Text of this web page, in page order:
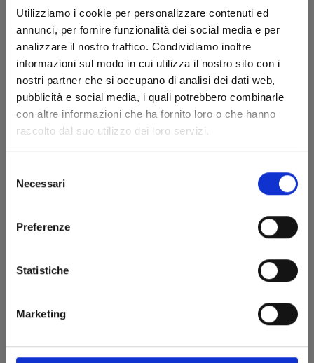
Utilizziamo i cookie per personalizzare contenuti ed
annunci, per fornire funzionalità dei social media e per
analizzare il nostro traffico. Condividiamo inoltre
informazioni sul modo in cui utilizza il nostro sito con i
nostri partner che si occupano di analisi dei dati web,
pubblicità e social media, i quali potrebbero combinarle
con altre informazioni che ha fornito loro o che hanno
raccolto dal suo utilizzo dei loro servizi.
delNecessari
Preferenze
Statistiche
Marketing
HAIKYU!! n. 6